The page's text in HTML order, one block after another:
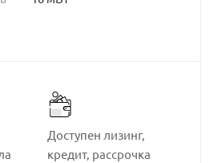
Доступен лизинг,
кредит, рассрочка